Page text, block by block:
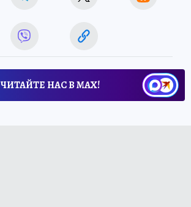
ЧИТАЙТЕ НАС В МАХ!